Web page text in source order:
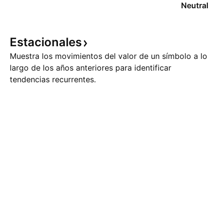
Neutral
Estacionales
Muestra los movimientos del valor de un símbolo a lo
largo de los años anteriores para identificar
tendencias recurrentes.